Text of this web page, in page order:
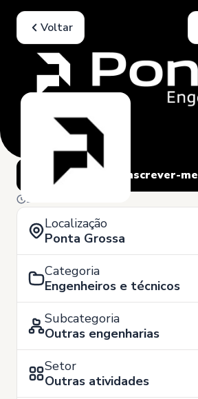
Voltar
Inscrever-me
24 de Julho
Localização
Ponta Grossa
Categoria
Engenheiros e técnicos
Subcategoria
Outras engenharias
Setor
Outras atividades